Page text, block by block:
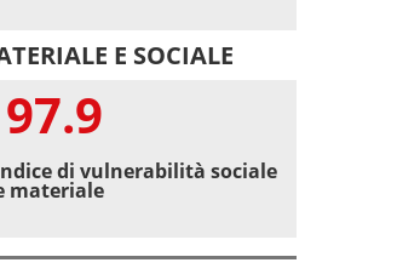
E SOCIALE
97.9
di vulnerabilità sociale
materiale